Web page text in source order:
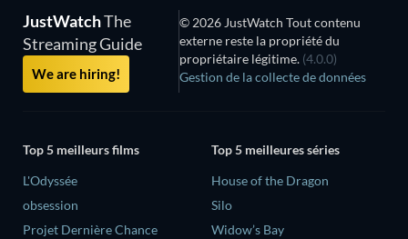
JustWatchThe
Streaming Guide
We are hiring!
© 2026 JustWatch Tout contenu
externe reste la propriété du
propriétaire légitime. (4.0.0)
Gestion de la collecte de données
Top 5 meilleurs films
L'Odyssée
obsession
Projet Dernière Chance
Top 5 meilleures séries
House of the Dragon
Silo
Widow’s Bay